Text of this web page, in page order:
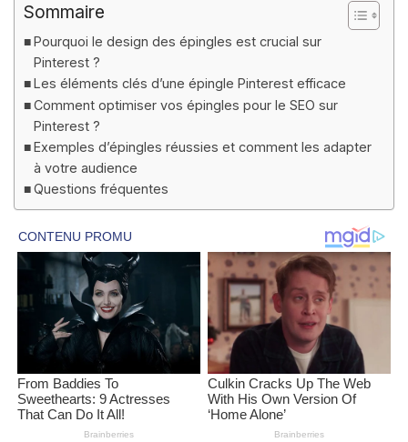
Sommaire
Pourquoi le design des épingles est crucial sur
Pinterest ?
Les éléments clés d’une épingle Pinterest efficace
Comment optimiser vos épingles pour le SEO sur
Pinterest ?
Exemples d’épingles réussies et comment les adapter
à votre audience
Questions fréquentes